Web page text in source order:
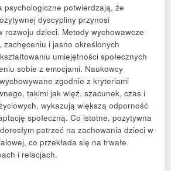
psychologiczne potwierdzają, że
dyscypliny przynosi
rozwoju dzieci. Metody wychowawcze
i jasno określonych
umiejętności społecznych
sobie z emocjami. Naukowcy
zgodnie z kryteriami
takimi jak więź, szacunek, czas i
wykazują większą odporność
społeczną. Co istotne, pozytywna
patrzeć na zachowania dzieci w
co przekłada się na trwałe
i relacjach.